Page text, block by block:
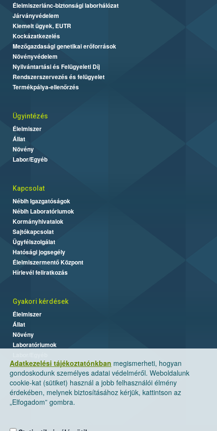
Adatkezelési tájékoztatónkban megismerheti, hogyan
gondoskodunk személyes adatai védelméről. Weboldalunk
cookie-kat (sütiket) használ a jobb felhasználói élmény
érdekében, melynek biztosításához kérjük, kattintson az
„Elfogadom” gombra.
Élelmiszerlánc-biztonsági laborhálózat
Járványvédelem
Kiemelt ügyek, EUTR
Kockázatkezelés
Mezőgazdasági genetikai erőforrások
Növényvédelem
Nyilvántartási és Felügyeleti Díj
Rendszerszervezés és felügyelet
Termékpálya-ellenőrzés
Ügyintézés
Élelmiszer
Állat
Növény
Labor/Egyéb
Kapcsolat
Nébih Igazgatóságok
Nébih Laboratóriumok
Kormányhivatalok
Sajtókapcsolat
Ügyfélszolgálat
Hatósági jogsegély
Élelmiszermentő Központ
Hírlevél feliratkozás
Gyakori kérdések
Élelmiszer
Állat
Növény
Laboratóriumok